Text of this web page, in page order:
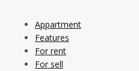
Appartment
Features
For rent
For sell